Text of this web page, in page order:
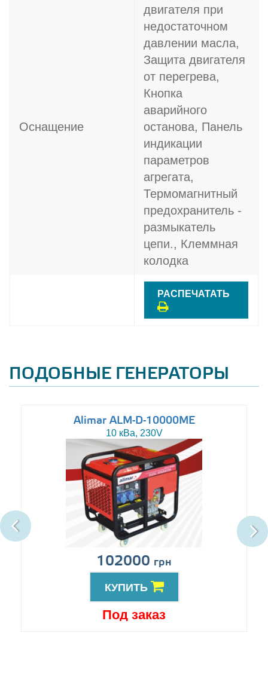
Оснащение
двигателя при
недостаточном
давлении масла,
Защита двигателя
от перегрева,
Кнопка
аварийного
останова, Панель
индикации
параметров
агрегата,
Термомагнитный
предохранитель -
размыкатель
цепи., Клеммная
колодка
РАСПЕЧАТАТЬ
ПОДОБНЫЕ ГЕНЕРАТОРЫ
Alimar ALM-D-10000ME
10 кВа, 230V
102000 грн
КУПИТЬ
Под заказ